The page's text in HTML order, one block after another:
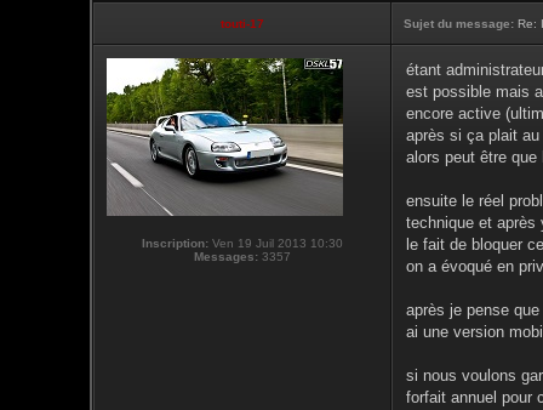
touti-17 Sujet du message: Re:
Inscription: Ven 19 Juil 2013 10:30
Messages: 3357
étant
est possible mais
encore active
après si ça plait
alors peut être
ensuite le réel
technique et après
le fait de bloquer
on a évoqué en
après je pense
ai une version
si nous voulons
forfait annuel pour